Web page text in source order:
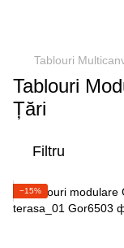
Tablouri
Tablouri
Țări
Filtru
−15%